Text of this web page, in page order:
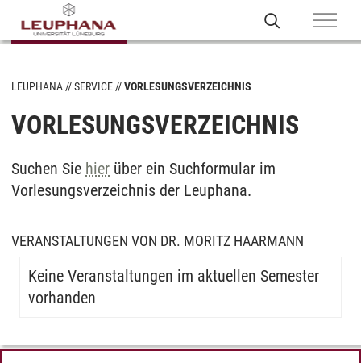
LEUPHANA SERVICE VORLESUNGSVERZEICHNIS
VORLESUNGSVERZEICHNIS
Suchen Sie hier über ein Suchformular im
Vorlesungsverzeichnis der Leuphana.
VERANSTALTUNGEN VON DR. MORITZ HAARMANN
Keine Veranstaltungen im aktuellen Semester
vorhanden